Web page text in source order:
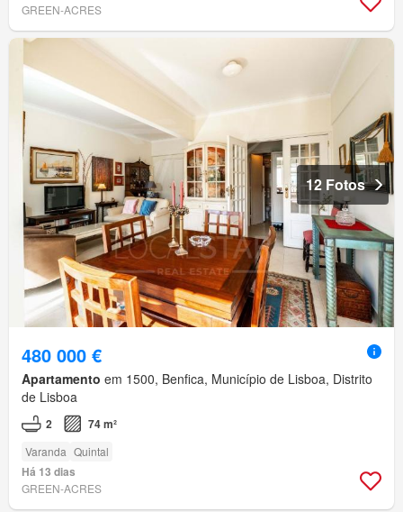
GREEN-ACRES
12 Fotos
480 000 €
Apartamento em 1500, Benfica, Município de Lisboa, Distrito
de Lisboa
2 74 m²
Varanda Quintal
Há 13 dias
GREEN-ACRES